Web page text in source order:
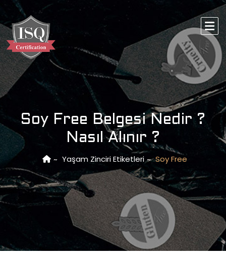
Soy Free Belgesi Nedir ?
Nasıl Alınır ?
Yaşam Zinciri Etiketleri Soy Free